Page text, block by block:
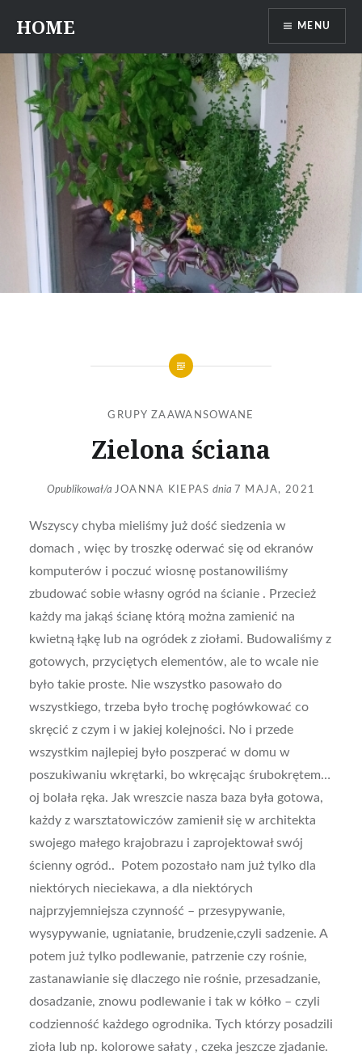
HOME MENU
GRUPY ZAAWANSOWANE
Zielona ściana
Opublikował/a JOANNA KIEPAS dnia 7 MAJA, 2021
Wszyscy chyba mieliśmy już dość siedzenia w
domach , więc by troszkę oderwać się od ekranów
komputerów i poczuć wiosnę postanowiliśmy
zbudować sobie własny ogród na ścianie . Przecież
każdy ma jakąś ścianę którą można zamienić na
kwietną łąkę lub na ogródek z ziołami. Budowaliśmy z
gotowych, przyciętych elementów, ale to wcale nie
było takie proste. Nie wszystko pasowało do
wszystkiego, trzeba było trochę pogłówkować co
skręcić z czym i w jakiej kolejności. No i przede
wszystkim najlepiej było poszperać w domu w
poszukiwaniu wkrętarki, bo wkręcając śrubokrętem…
oj bolała ręka. Jak wreszcie nasza baza była gotowa,
każdy z warsztatowiczów zamienił się w architekta
swojego małego krajobrazu i zaprojektował swój
ścienny ogród.. Potem pozostało nam już tylko dla
niektórych nieciekawa, a dla niektórych
najprzyjemniejsza czynność – przesypywanie,
wysypywanie, ugniatanie, brudzenie,czyli sadzenie. A
potem już tylko podlewanie, patrzenie czy rośnie,
zastanawianie się dlaczego nie rośnie, przesadzanie,
dosadzanie, znowu podlewanie i tak w kółko – czyli
codzienność każdego ogrodnika. Tych którzy posadzili
zioła lub np. kolorowe sałaty , czeka jeszcze zjadanie.